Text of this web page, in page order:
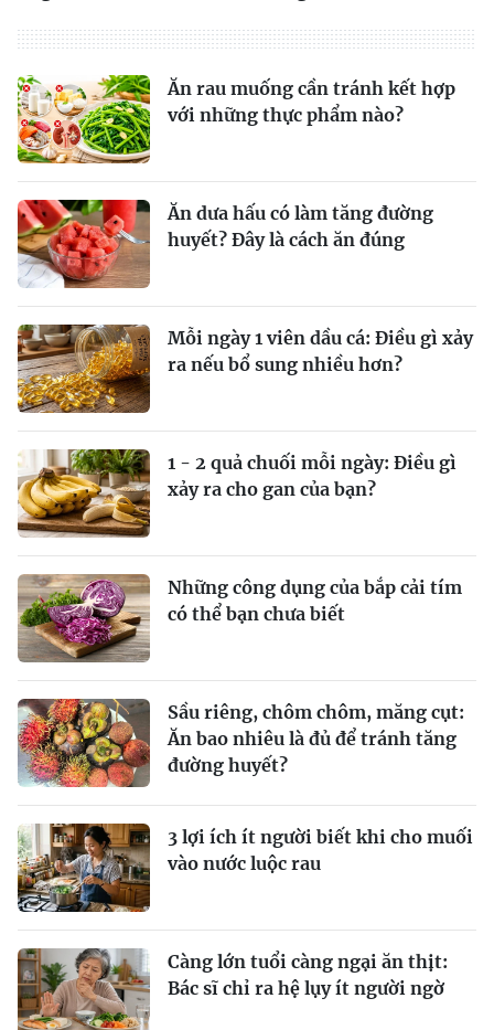
Ăn rau muống cần tránh kết hợp
với những thực phẩm nào?
Ăn dưa hấu có làm tăng đường
huyết? Đây là cách ăn đúng
Mỗi ngày 1 viên dầu cá: Điều gì xảy
ra nếu bổ sung nhiều hơn?
1 - 2 quả chuối mỗi ngày: Điều gì
xảy ra cho gan của bạn?
Những công dụng của bắp cải tím
có thể bạn chưa biết
Sầu riêng, chôm chôm, măng cụt:
Ăn bao nhiêu là đủ để tránh tăng
đường huyết?
3 lợi ích ít người biết khi cho muối
vào nước luộc rau
Càng lớn tuổi càng ngại ăn thịt:
Bác sĩ chỉ ra hệ lụy ít người ngờ